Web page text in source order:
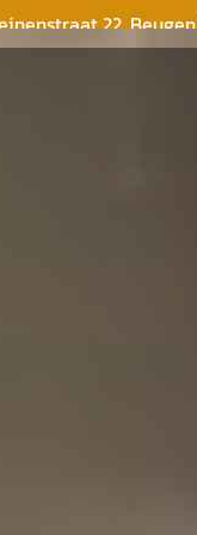
22,Beugen